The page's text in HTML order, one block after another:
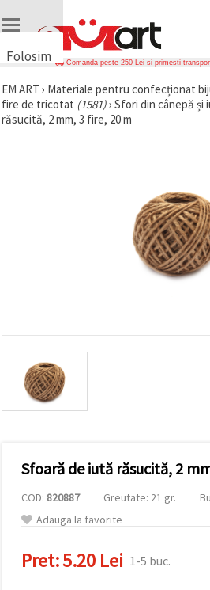
Folosim
uri
🍪 Folosim
cookie-uri
afișa
conținut și
reclame
relevante,
analiză și
Puteți fi de
utilizați
urile făcând
Comanda peste 250 Lei si primesti
EM ART › Materiale pentru confecționat
fire de tricotat (1581)› Sfori din cânepă și
răsucită, 2 mm, 3 fire, 20 m
Sfoară de iută răsucită, 2
COD: 820887 Greutate: 21 gr.
Adauga la favorite
Pret:5.20 Lei 1-5 buc.